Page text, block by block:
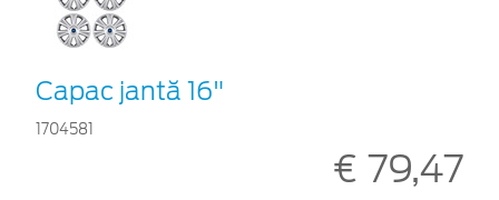
Capac jantă 16"
1704581
€ 79,47